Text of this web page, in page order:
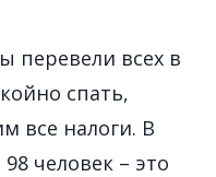
перевели всех в
спать,
все налоги. В
человек – это